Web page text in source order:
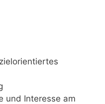
und Interesse am